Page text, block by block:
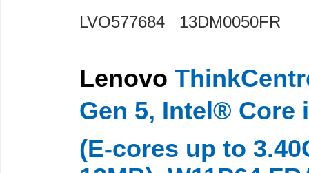
LVO577684 13DM0050FR
Lenovo
Gen 5, Intel® Core
(E-cores up to